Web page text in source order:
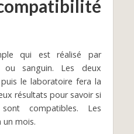
qui est réalisé par
ou sanguin. Les deux
le laboratoire fera la
résultats pour savoir si
compatibles. Les
mois.